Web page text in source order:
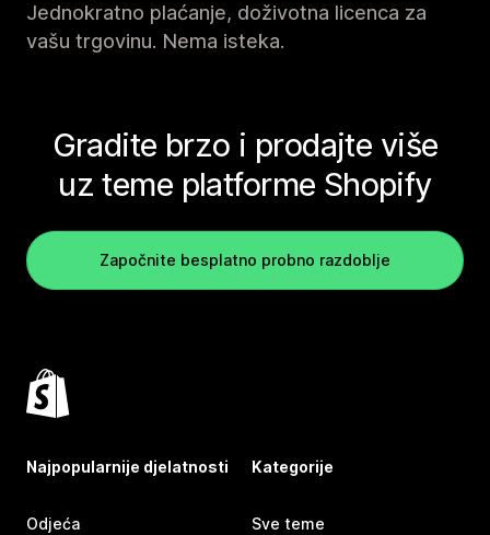
Jednokratno plaćanje, doživotna licenca za
vašu trgovinu. Nema isteka.
Gradite brzo i prodajte više
uz teme platforme Shopify
Započnite besplatno probno razdoblje
Najpopularnije djelatnosti
Odjeća
Kategorije
Sve teme